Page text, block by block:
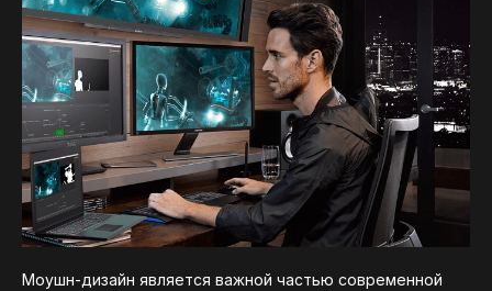
Моушн-дизайн является важной частью современной